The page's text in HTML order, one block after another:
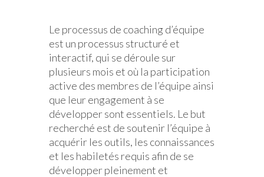
Le processus de coaching d’équipe
est un processus structuré et
interactif, qui se déroule sur
plusieurs mois et où la participation
active des membres de l’équipe ainsi
que leur engagement à se
développer sont essentiels. Le but
recherché est de soutenir l’équipe à
acquérir les outils, les connaissances
et les habiletés requis afin de se
développer pleinement et